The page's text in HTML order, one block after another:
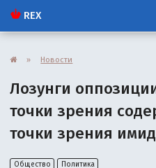
REX
» Новости
Лозунги
точки зрения
точки зрения
Общество Политика